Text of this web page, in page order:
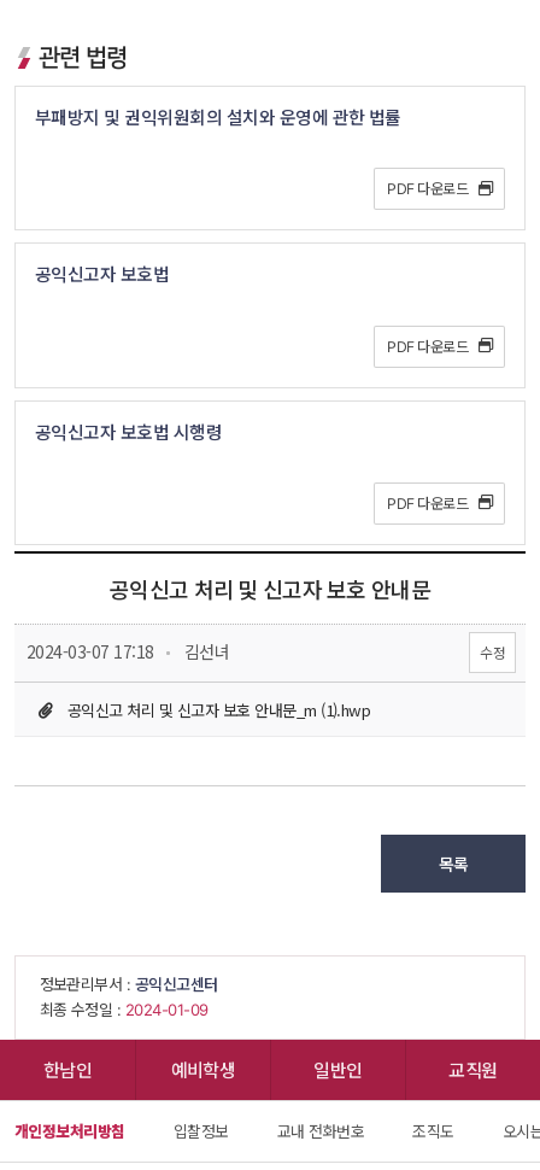
관련 법령
부패방지 및 권익위원회의 설치와 운영에 관한 법률
PDF 다운로드
공익신고자 보호법
PDF 다운로드
공익신고자 보호법 시행령
PDF 다운로드
공익신고 처리 및 신고자 보호 안내문
2024-03-07 17:18 김선녀 수정
공익신고 처리 및 신고자 보호 안내문_m (1).hwp
목록
정보관리부서 : 공익신고센터
최종 수정일 : 2024-01-09
한남인 예비학생 일반인 교직원
개인정보처리방침 입찰정보 교내 전화번호 조직도 오시